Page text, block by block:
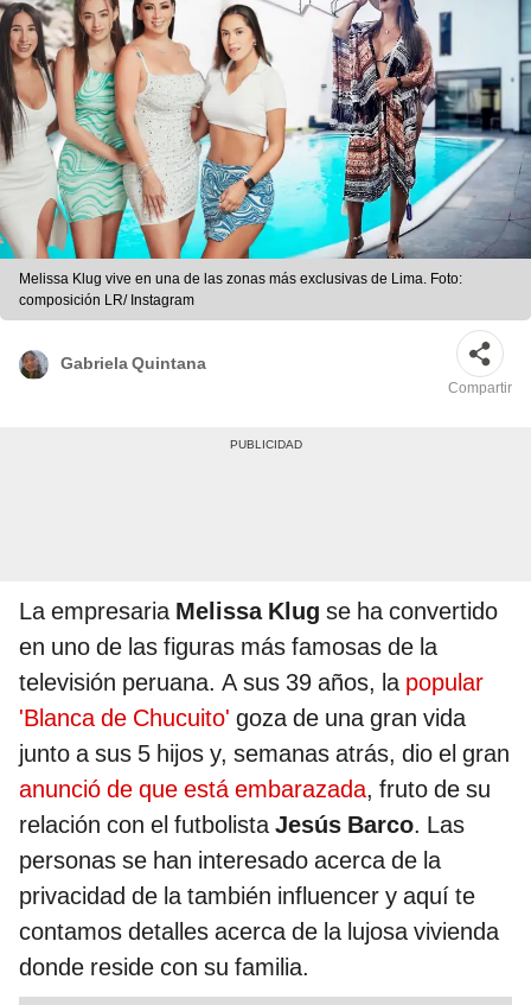
Melissa Klug vive en una de las zonas más exclusivas de Lima. Foto:
composición LR/ Instagram
Gabriela Quintana
Compartir
La empresaria Melissa Klug se ha convertido
en uno de las figuras más famosas de la
televisión peruana. A sus 39 años, la popular
'Blanca de Chucuito' goza de una gran vida
junto a sus 5 hijos y, semanas atrás, dio el gran
anunció de que está embarazada, fruto de su
relación con el futbolistaJesús Barco. Las
personas se han interesado acerca de la
privacidad de la también influencer y aquí te
contamos detalles acerca de la lujosa vivienda
donde reside con su familia.